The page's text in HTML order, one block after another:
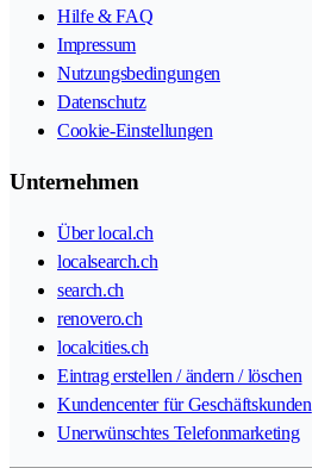
Hilfe & FAQ
Impressum
Nutzungsbedingungen
Datenschutz
Cookie-Einstellungen
Unternehmen
Über local.ch
localsearch.ch
search.ch
renovero.ch
localcities.ch
Eintrag erstellen / ändern / löschen
Kundencenter für Geschäftskunden
Unerwünschtes Telefonmarketing